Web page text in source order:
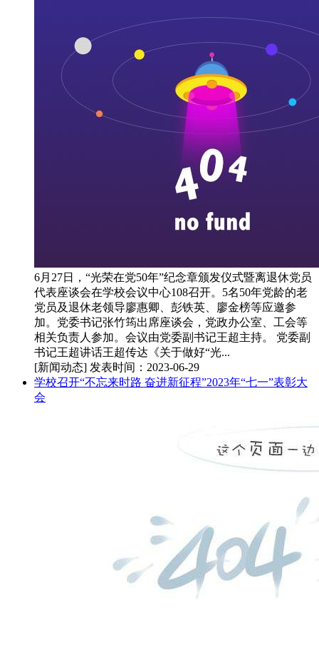
6月27日，“光荣在党50年”纪念章颁发仪式暨离退休党员
代表座谈会在学校会议中心108召开。5名50年党龄的老
党员及退休老领导廖惠卿、彭铁英、廖金榜等应邀参
加。党委书记张竹筠出席座谈会，党政办公室、工会等
相关负责人参加。会议由党委副书记王超主持。 党委副
书记王超讲话王超传达《关于做好“光...
[新闻动态] 发表时间：2023-06-29
学校召开“不忘来时路 奋进新征程”2023年“七一”表彰大
会